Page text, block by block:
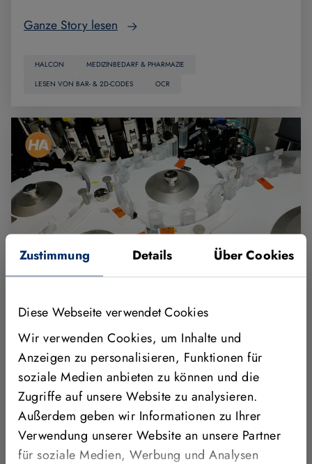
Zustimmung Details Über Cookies
Diese Webseite verwendet Cookies
Wir verwenden Cookies, um Inhalte und
Anzeigen zu personalisieren, Funktionen für
soziale Medien anbieten zu können und die
Zugriffe auf unsere Website zu analysieren.
Außerdem geben wir Informationen zu Ihrer
Verwendung unserer Website an unsere Partner
für soziale Medien, Werbung und Analysen
Ganze Story lesen
HALCON
MEDIZINBEDARF & PHARMAZIE
LESEN VON BAR- & 2D-CODES
OCR
Qualitätsprüfung in der Pharmabranche
Das Pharmaunternehmen Aspen optimiert die
Inspektion abgefüllter Ampullen mithilfe der
industriellen Bildverarbeitungssoftware MVTec
HALCON und den Beratungs- und
Serviceleistungen von MVTec. Dank Deep Learning
erreicht das Unternehmen höchste Präzis…